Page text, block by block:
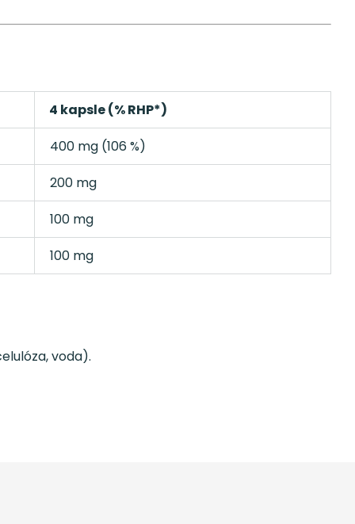
4 kapsle (% RHP*)
400 mg (106 %)
200 mg
100 mg
100 mg
voda).